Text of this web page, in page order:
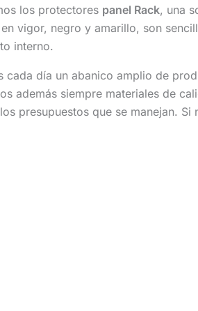
los protectores panel Rack, una
vigor, negro y amarillo, son
interno.
cada día un abanico amplio de
además siempre materiales de
presupuestos que se manejan. Si